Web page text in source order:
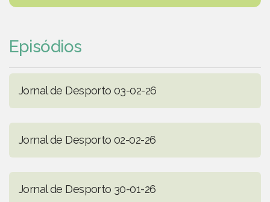
Episódios
Jornal de Desporto 03-02-26
Jornal de Desporto 02-02-26
Jornal de Desporto 30-01-26